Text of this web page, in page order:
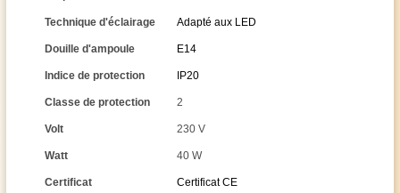
Technique d'éclairage Adapté aux LED
Douille d'ampoule E14
Indice de protection IP20
Classe de protection 2
Volt 230 V
Watt 40 W
Certificat Certificat CE